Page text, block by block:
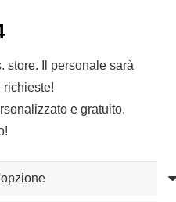
Fascia
prezzo:
da
€144,32
a
€194,34
store. Il personale sarà
richieste!
e gratuito,